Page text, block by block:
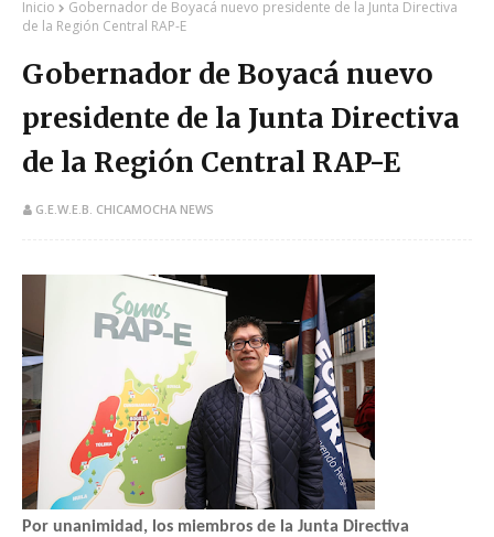
Inicio
Gobernador de Boyacá nuevo presidente de la Junta Directiva
de la Región Central RAP-E
Gobernador de Boyacá nuevo
presidente de la Junta Directiva
de la Región Central RAP-E
G.E.W.E.B. CHICAMOCHA NEWS
Por unanimidad, los miembros de la Junta Directiva